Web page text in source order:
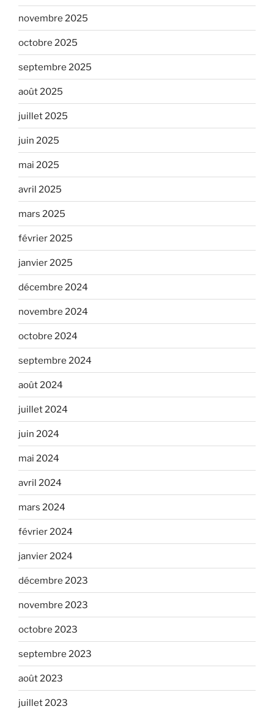
novembre 2025
octobre 2025
septembre 2025
août 2025
juillet 2025
juin 2025
mai 2025
avril 2025
mars 2025
février 2025
janvier 2025
décembre 2024
novembre 2024
octobre 2024
septembre 2024
août 2024
juillet 2024
juin 2024
mai 2024
avril 2024
mars 2024
février 2024
janvier 2024
décembre 2023
novembre 2023
octobre 2023
septembre 2023
août 2023
juillet 2023